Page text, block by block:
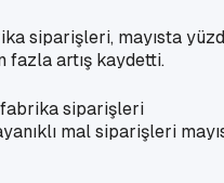
siparişleri, mayısta
fazla artış kaydetti.
fabrika siparişleri